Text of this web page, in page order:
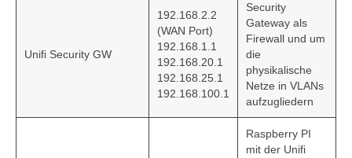
Unifi Security GW
192.168.2.2
(WAN Port)
192.168.1.1
192.168.20.1
192.168.25.1
192.168.100.1
Security
Gateway als
Firewall und um
die
physikalische
Netze in VLANs
aufzugliedern
Raspberry PI
mit der Unifi